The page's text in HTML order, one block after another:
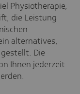
Physiotherapie,
die Leistung
alternatives,
Die
Ihnen jederzeit